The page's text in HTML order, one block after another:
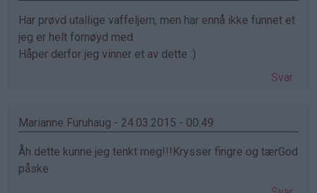
Har prøvd utallige vaffeljern, men har ennå ikke funnet et
jeg er helt fornøyd med.
Håper derfor jeg vinner et av dette :)
Svar
Marianne Furuhaug - 24.03.2015 - 00:49
Åh dette kunne jeg tenkt meg!!!Krysser fingre og tærGod
påske